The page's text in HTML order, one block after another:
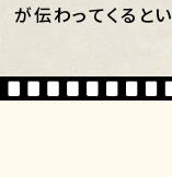
が伝わってくると